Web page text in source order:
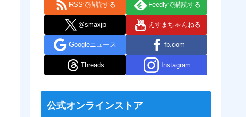
RSSで購読する Feedlyで購読する
@smaxjp えすまちゃんねる
Googleニュース fb.com
Threads Instagram
公式オンラインストア